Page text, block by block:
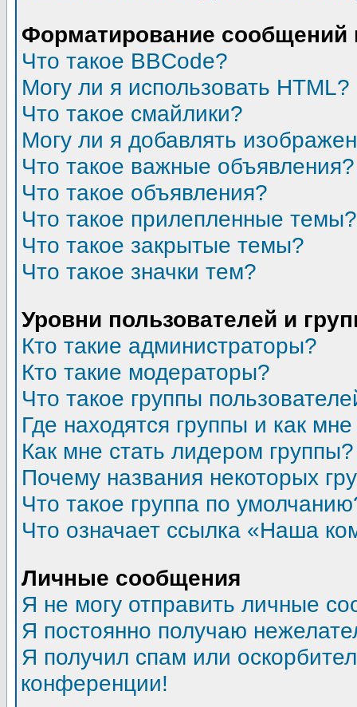
Форматирование
Что такое BBCode?
Могу ли я использовать HTML?
Что такое смайлики?
Могу ли я добавлять
Что такое важные объявления?
Что такое объявления?
Что такое прилепленные темы?
Что такое закрытые темы?
Что такое значки тем?
Уровни пользователей и
Кто такие администраторы?
Кто такие модераторы?
Что такое группы
Где находятся группы и как
Как мне стать лидером группы?
Почему названия некоторых
Что такое группа по
Что означает ссылка «Наша
Личные сообщения
Я не могу отправить личные
Я постоянно получаю
Я получил спам или
конференции!